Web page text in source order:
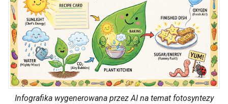
Infografika wygenerowana przez AI na temat fotosyntezy